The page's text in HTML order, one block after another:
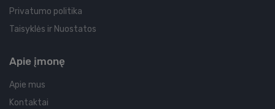
Privatumo politika
Taisyklės ir Nuostatos
Apie įmonę
Apie mus
Kontaktai